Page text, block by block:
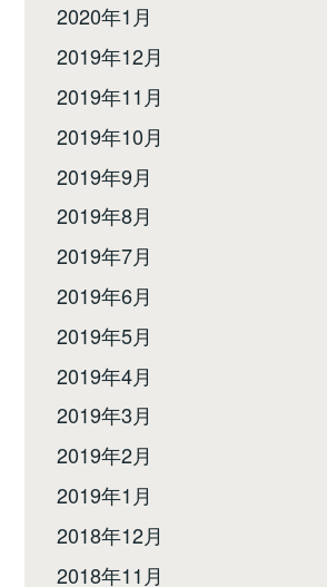
2020年1月
2019年12月
2019年11月
2019年10月
2019年9月
2019年8月
2019年7月
2019年6月
2019年5月
2019年4月
2019年3月
2019年2月
2019年1月
2018年12月
2018年11月